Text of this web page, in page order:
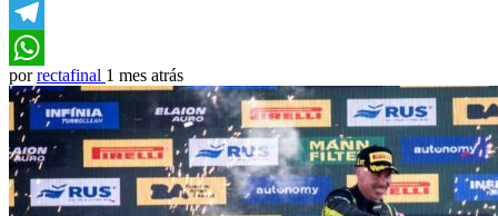
Email
Telegram
WhatsApp
por rectafinal 1 mes atrás